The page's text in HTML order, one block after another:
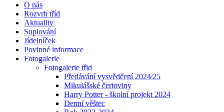
O nás
Rozvrh tříd
Aktuality
Suplování
Jídelníček
Povinné informace
Fotogalerie
Fotogalerie třid
Předávání vysvědčení 2024⁄25
Mikulášské čertoviny
Harry Potter - školní projekt 2024
Denní věštec